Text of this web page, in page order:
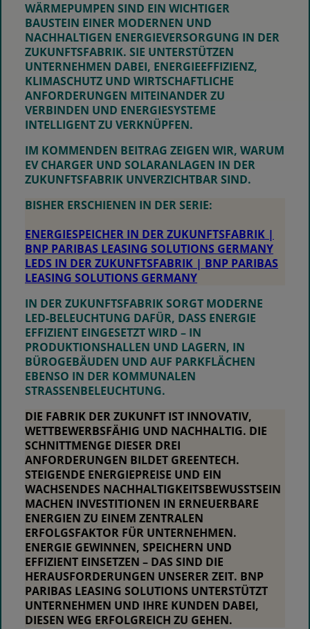
WÄRMEPUMPEN SIND EIN WICHTIGER
BAUSTEIN EINER MODERNEN UND
NACHHALTIGEN ENERGIEVERSORGUNG IN DER
ZUKUNFTSFABRIK. SIE UNTERSTÜTZEN
UNTERNEHMEN DABEI, ENERGIEEFFIZIENZ,
KLIMASCHUTZ UND WIRTSCHAFTLICHE
ANFORDERUNGEN MITEINANDER ZU
VERBINDEN UND ENERGIESYSTEME
INTELLIGENT ZU VERKNÜPFEN.
IM KOMMENDEN BEITRAG ZEIGEN WIR, WARUM
EV CHARGER UND SOLARANLAGEN IN DER
ZUKUNFTSFABRIK UNVERZICHTBAR SIND.
BISHER ERSCHIENEN IN DER SERIE:
ENERGIESPEICHER IN DER ZUKUNFTSFABRIK |
BNP PARIBAS LEASING SOLUTIONS GERMANY
LEDS IN DER ZUKUNFTSFABRIK | BNP PARIBAS
LEASING SOLUTIONS GERMANY
IN DER ZUKUNFTSFABRIK SORGT MODERNE
LED-BELEUCHTUNG DAFÜR, DASS ENERGIE
EFFIZIENT EINGESETZT WIRD – IN
PRODUKTIONSHALLEN UND LAGERN, IN
BÜROGEBÄUDEN UND AUF PARKFLÄCHEN
EBENSO IN DER KOMMUNALEN
STRASSENBELEUCHTUNG.
DIE FABRIK DER ZUKUNFT IST INNOVATIV,
WETTBEWERBSFÄHIG UND NACHHALTIG. DIE
SCHNITTMENGE DIESER DREI
ANFORDERUNGEN BILDET GREENTECH.
STEIGENDE ENERGIEPREISE UND EIN
WACHSENDES NACHHALTIGKEITSBEWUSSTSEIN
MACHEN INVESTITIONEN IN ERNEUERBARE
ENERGIEN ZU EINEM ZENTRALEN
ERFOLGSFAKTOR FÜR UNTERNEHMEN.
ENERGIE GEWINNEN, SPEICHERN UND
EFFIZIENT EINSETZEN – DAS SIND DIE
HERAUSFORDERUNGEN UNSERER ZEIT. BNP
PARIBAS LEASING SOLUTIONS UNTERSTÜTZT
UNTERNEHMEN UND IHRE KUNDEN DABEI,
DIESEN WEG ERFOLGREICH ZU GEHEN.